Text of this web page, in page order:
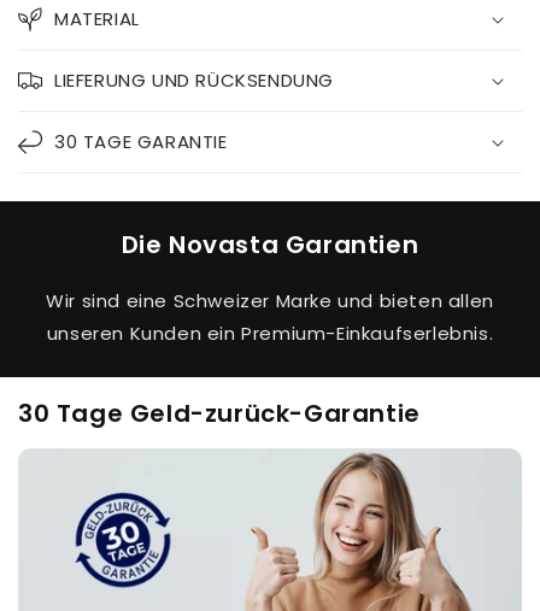
MATERIAL
LIEFERUNG UND RÜCKSENDUNG
30 TAGE GARANTIE
Die Novasta Garantien
Wir sind eine Schweizer Marke und bieten allen
unseren Kunden ein Premium-Einkaufserlebnis.
30 Tage Geld-zurück-Garantie